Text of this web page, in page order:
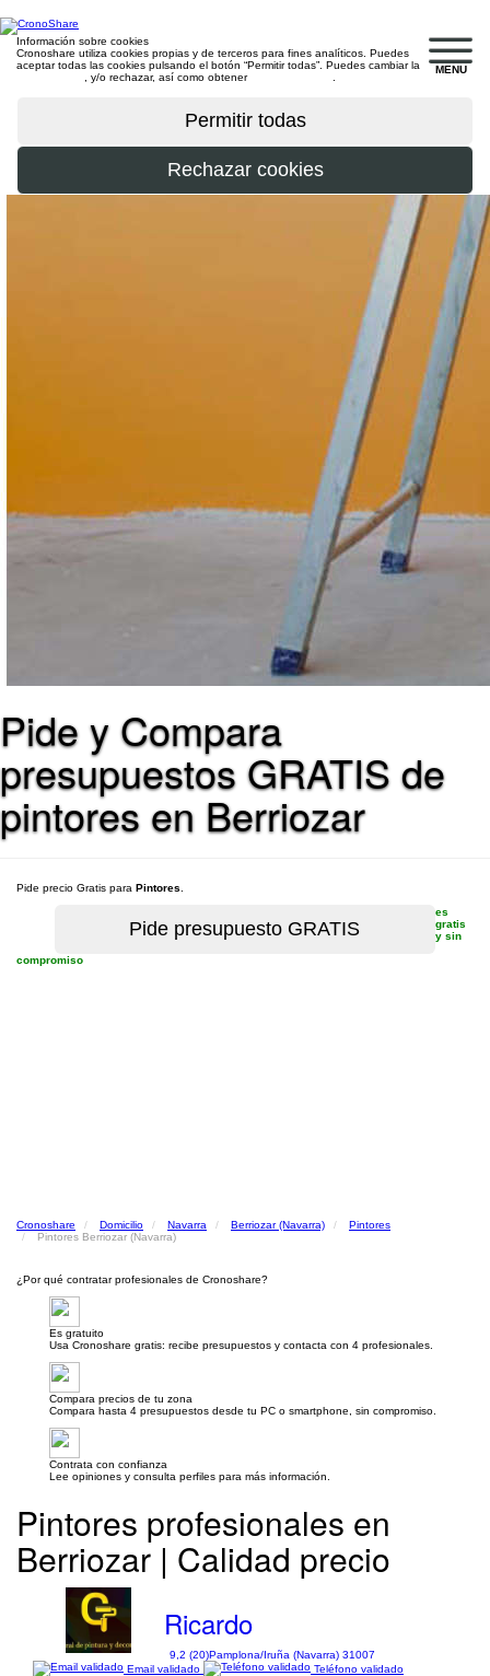
MENU
Información sobre cookies
Cronoshare utiliza cookies propias y de terceros para fines analíticos. Puedes
aceptar todas las cookies pulsando el botón “Permitir todas”. Puedes cambiar la
, y/o rechazar, así como obtener
Pide y Compara
presupuestos GRATIS de
pintores en Berriozar
Pide precio Gratis para Pintores
es
gratis
y sin
compromiso
Cronoshare Domicilio Navarra Berriozar (Navarra)
Pintores
Pintores Berriozar (Navarra)
¿Por qué contratar profesionales de Cronoshare?
Es gratuito
Usa Cronoshare gratis: recibe presupuestos y contacta con 4 profesionales.
Compara precios de tu zona
Compara hasta 4 presupuestos desde tu PC o smartphone, sin compromiso.
Contrata con confianza
Lee opiniones y consulta perfiles para más información.
Pintores profesionales en
Berriozar | Calidad precio
Ricardo
9,2 (20)Pamplona/Iruña (Navarra) 31007
Email validado
Teléfono validado